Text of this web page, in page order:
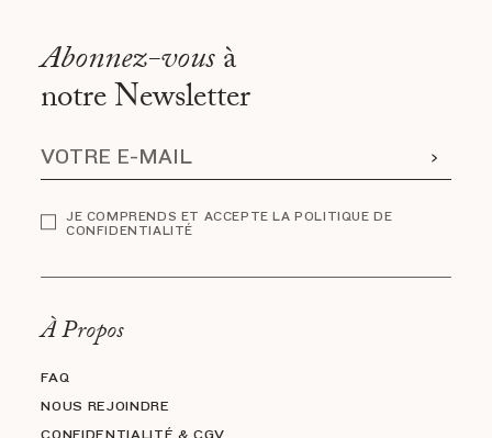
Abonnez-vousà
notre Newsletter
JE COMPRENDS ET ACCEPTE LA POLITIQUE DE
CONFIDENTIALITÉ
À Propos
FAQ
NOUS REJOINDRE
CONFIDENTIALITÉ & CGV